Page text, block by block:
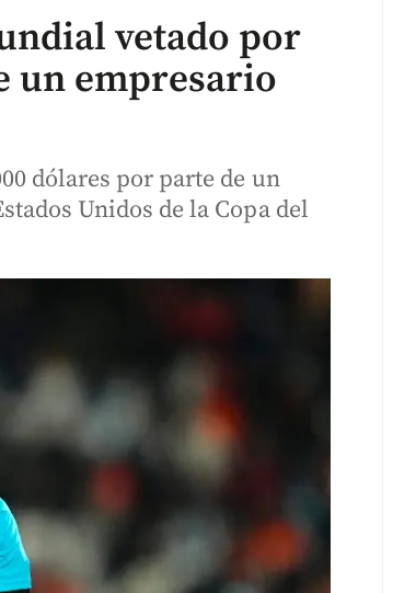
vetado por
un empresario
dólares por parte de un
Unidos de la Copa del